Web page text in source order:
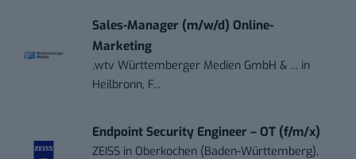
Sales-Manager (m/w/d) Online-
Marketing
.wtv Württemberger Medien GmbH & ... in
Heilbronn, F...
Endpoint Security Engineer – OT (f/m/x)
ZEISS in Oberkochen (Baden-Württemberg),